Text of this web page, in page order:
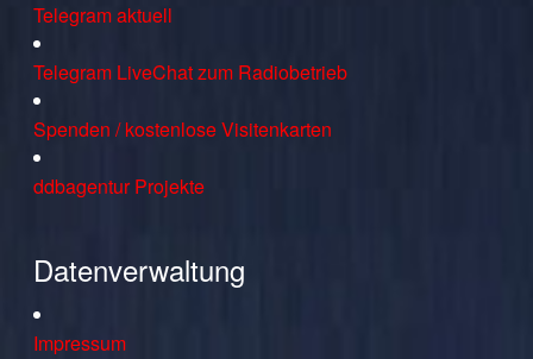
Telegram aktuell
Telegram LiveChat zum Radiobetrieb
Spenden / kostenlose Visitenkarten
ddbagentur Projekte
Datenverwaltung
Impressum